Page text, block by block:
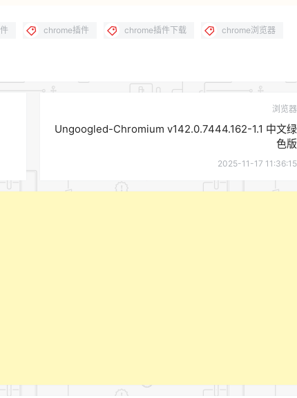
chrome插件 chrome插件下载 chrome浏览器
浏览器
Ungoogled-Chromium v142.0.7444.162-1.1 中文绿
色版
2025-11-17 11:36:15